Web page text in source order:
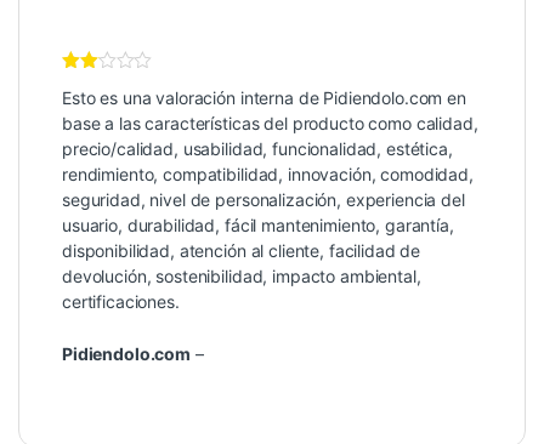
ación
Inter
na
de 5
Esto es una valoración interna de Pidiendolo.com en
base a las características del producto como calidad,
precio/calidad, usabilidad, funcionalidad, estética,
rendimiento, compatibilidad, innovación, comodidad,
seguridad, nivel de personalización, experiencia del
usuario, durabilidad, fácil mantenimiento, garantía,
disponibilidad, atención al cliente, facilidad de
devolución, sostenibilidad, impacto ambiental,
certificaciones.
Pidiendolo.com –